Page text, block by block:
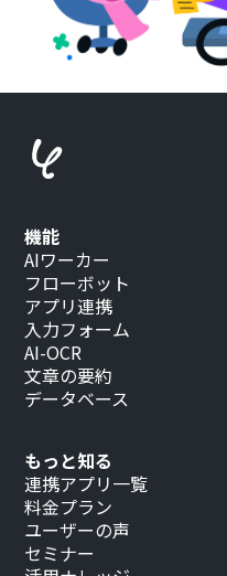
もっと知る
連携アプリ一覧
料金プラン
ユーザーの声
セミナー
機能
AIワーカー
フローボット
アプリ連携
入力フォーム
AI-OCR
文章の要約
データベース